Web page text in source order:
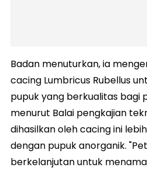
Badan menuturkan, ia
cacing Lumbricus Rubellus
pupuk yang berkualitas bagi
menurut Balai pengkajian
dihasilkan oleh cacing ini
dengan pupuk anorganik.
berkelanjutan untuk